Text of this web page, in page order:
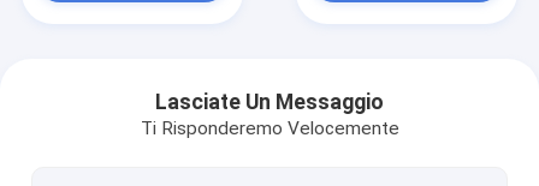
Lasciate Un Messaggio
Ti Risponderemo Velocemente